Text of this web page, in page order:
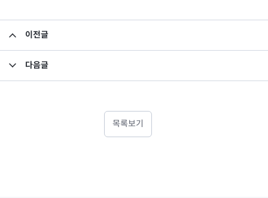
이전글
다음글
목록보기